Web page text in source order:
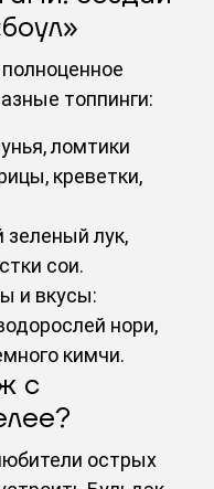
топпинги:
ломтики
креветки,
лук,
сои.
и вкусы:
нори,
кимчи.
с
острых